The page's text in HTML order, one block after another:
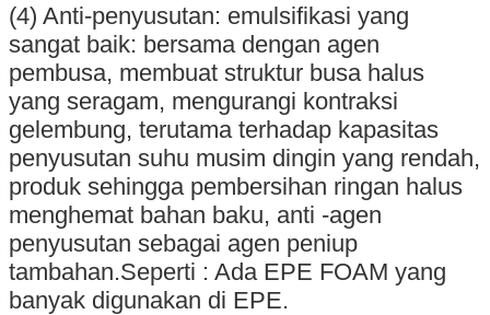
(4) Anti-penyusutan: emulsifikasi yang
sangat baik: bersama dengan agen
pembusa, membuat struktur busa halus
yang seragam, mengurangi kontraksi
gelembung, terutama terhadap kapasitas
penyusutan suhu musim dingin yang rendah,
produk sehingga pembersihan ringan halus
menghemat bahan baku, anti -agen
penyusutan sebagai agen peniup
tambahan.Seperti : Ada EPE FOAM yang
banyak digunakan di EPE.